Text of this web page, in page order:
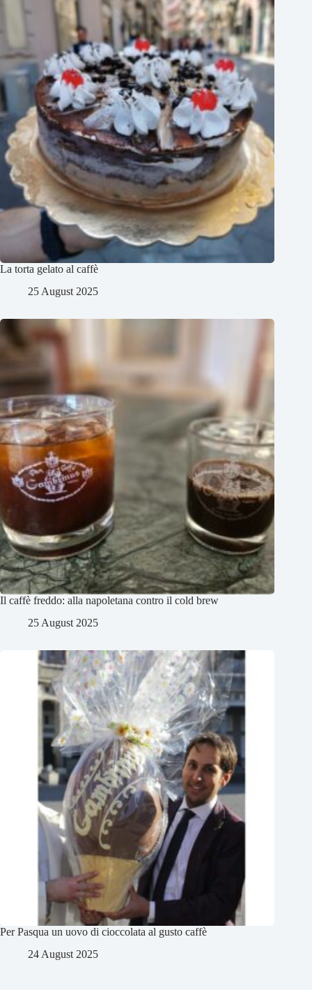
La torta gelato al caffè
25 August 2025
Il caffè freddo: alla napoletana contro il cold brew
25 August 2025
Per Pasqua un uovo di cioccolata al gusto caffè
24 August 2025